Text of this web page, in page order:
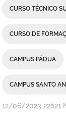
CURSO TÉCNICO
CURSO DE
CAMPUS PÁDUA
CAMPUS SANTO
por
publicado
12/06/2023 22h21